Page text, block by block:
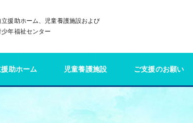
援助ホーム、児童養護施設および
年福祉センター
援助ホーム 児童養護施設 ご支援のお願い